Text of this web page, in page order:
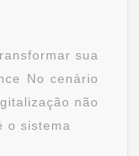
A
EFICIÊNCIA
COM
A
sua
No cenário
não
o sistema